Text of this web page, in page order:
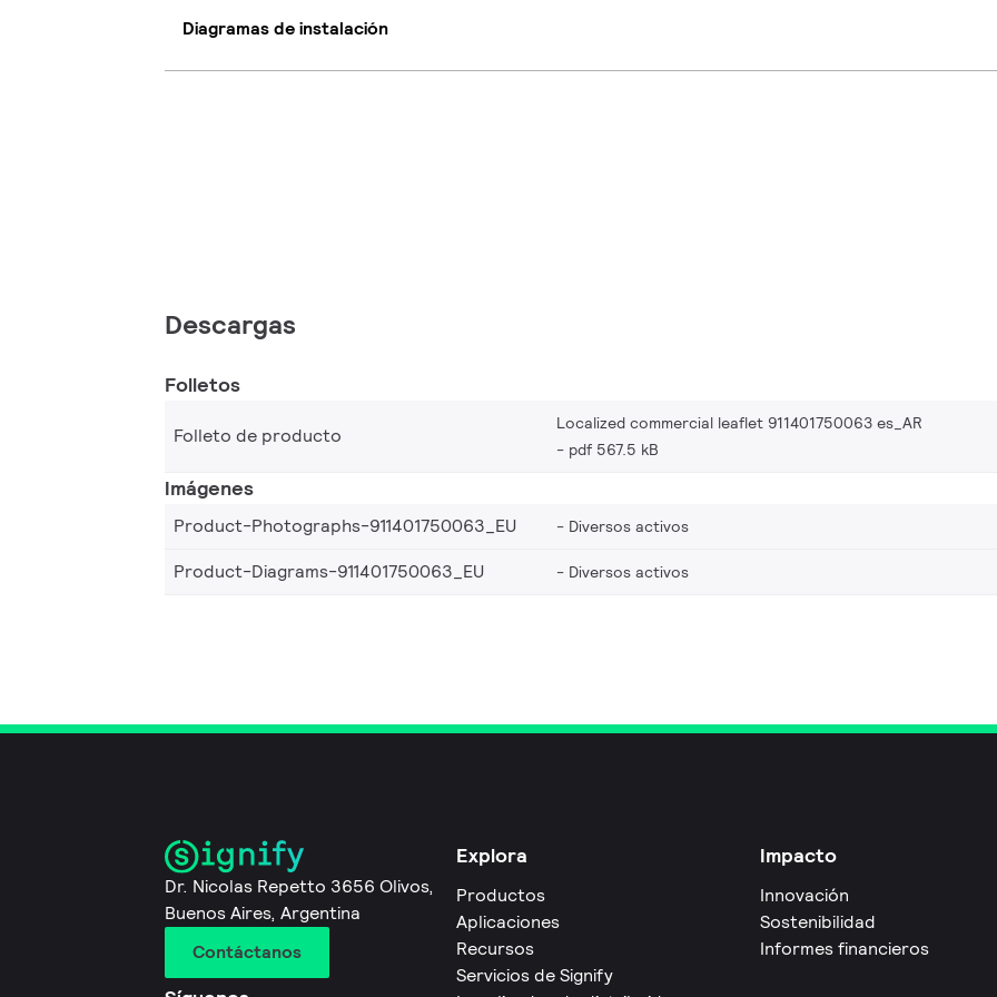
Diagramas de instalación
Descargas
Folletos
Folleto de producto
Localized commercial leaflet 911401750063 es_AR
pdf 567.5 kB
Imágenes
Product-Photographs-911401750063_EU Diversos activos
Product-Diagrams-911401750063_EU Diversos activos
Dr. Nicolas Repetto 3656 Olivos,
Buenos Aires, Argentina
Contáctanos
Explora
Productos
Aplicaciones
Recursos
Servicios de Signify
Impacto
Innovación
Sostenibilidad
Informes financieros